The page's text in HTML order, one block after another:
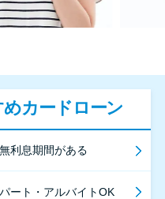
カードローン
無利息期間がある
パート・アルバイトOK